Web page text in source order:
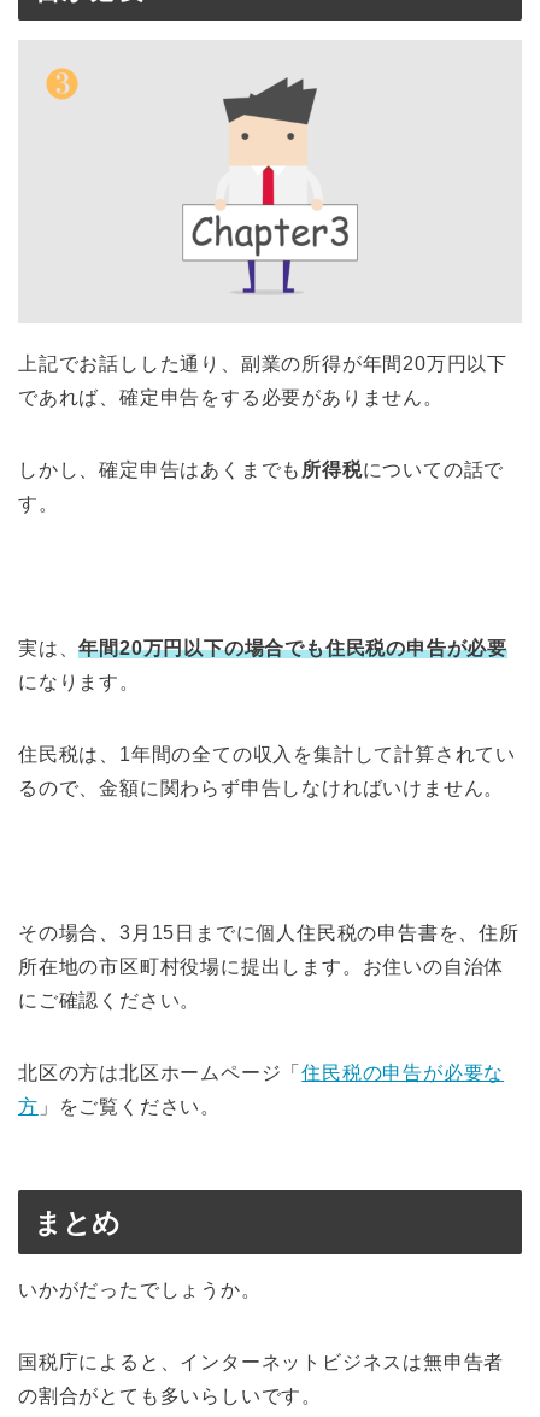
上記でお話しした通り、副業の所得が年間20万円以下
であれば、確定申告をする必要がありません。
しかし、確定申告はあくまでも 所得税についての話で
す。
実は、年間20万円以下の場合でも住民税の申告が必要
になります。
住民税は、1年間の全ての収入を集計して計算されてい
るので、金額に関わらず申告しなければいけません。
その場合、3月15日までに個人住民税の申告書を、住所
所在地の市区町村役場に提出します。お住いの自治体
にご確認ください。
北区の方は北区ホームページ「住民税の申告が必要な
方 」をご覧ください。
まとめ
いかがだったでしょうか。
国税庁によると、インターネットビジネスは無申告者
の割合がとても多いらしいです。